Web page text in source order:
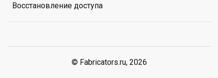
Восстановление доступа
© Fabricators.ru, 2026